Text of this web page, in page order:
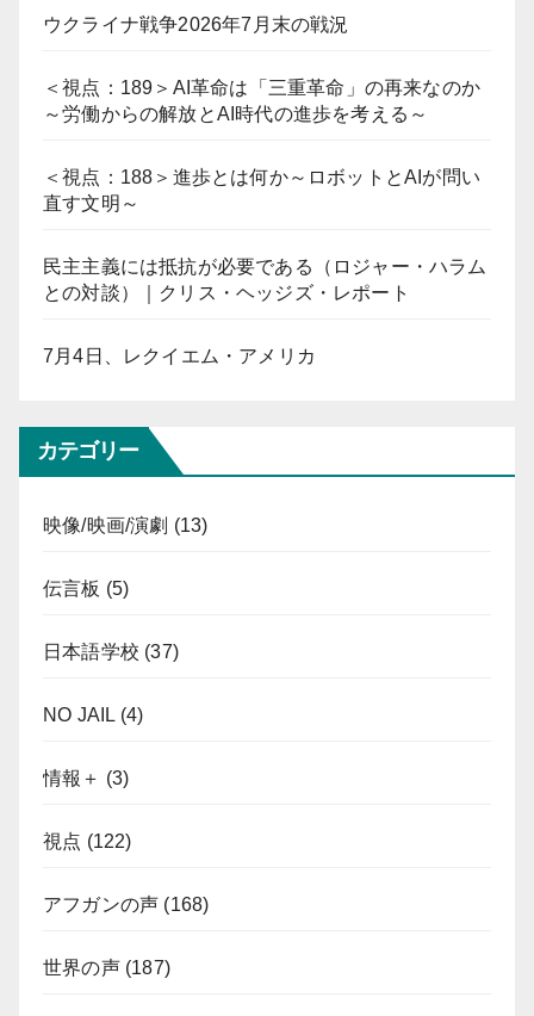
ウクライナ戦争2026年7月末の戦況
＜視点：189＞AI革命は「三重革命」の再来なのか
～労働からの解放とAI時代の進歩を考える～
＜視点：188＞進歩とは何か～ロボットとAIが問い
直す文明～
民主主義には抵抗が必要である（ロジャー・ハラム
との対談）｜クリス・ヘッジズ・レポート
7月4日、レクイエム・アメリカ
カテゴリー
映像/映画/演劇 (13)
伝言板 (5)
日本語学校 (37)
NO JAIL (4)
情報＋ (3)
視点 (122)
アフガンの声 (168)
世界の声(187)